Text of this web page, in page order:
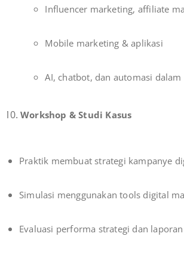
Influencer marketing, affiliate
Mobile marketing & aplikasi
AI, chatbot, dan automasi
Workshop & Studi Kasus
Praktik membuat strategi kampanye
Simulasi menggunakan tools digital
Evaluasi performa strategi dan